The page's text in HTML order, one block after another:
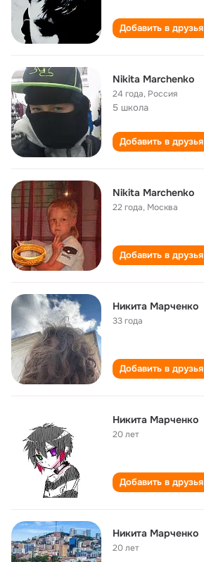
Добавить в друзья
Nikita Marchenko
24 года, Россия
5 школа
Добавить в друзья
Nikita Marchenko
22 года, Москва
Добавить в друзья
Никита Марченко
33 года
Добавить в друзья
Никита Марченко
20 лет
Добавить в друзья
Никита Марченко
20 лет